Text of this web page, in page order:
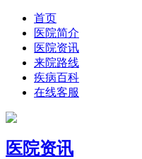
首页
医院简介
医院资讯
来院路线
疾病百科
在线客服
医院资讯